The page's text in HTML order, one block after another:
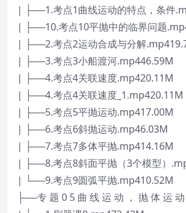
| ├──1.考点1曲线运动的特点，条件
| ├──10.考点10平抛中的临界问题
| ├──2.考点2运动合成与分解
| ├──3.考点3小船渡河.mp446.59M
| ├──4.考点4关联速度.mp420.11M
| ├──4.考点4关联速度_1.mp420.11M
| ├──5.考点5平抛运动.mp417.00M
| ├──6.考点6斜抛运动.mp46.03M
| ├──7.考点7多体平抛.mp414.16M
| ├──8.考点8斜面平抛（3个模型）
| └──9.考点9圆弧平抛.mp410.52M
├──专 题 0 5 曲 线 运 动 ， 抛 体 运